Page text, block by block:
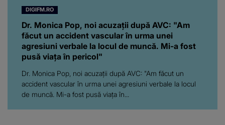
DIGIFM.RO
Dr. Monica Pop, noi acuzații după AVC: "Am
făcut un accident vascular în urma unei
agresiuni verbale la locul de muncă. Mi-a fost
pusă viața în pericol"
Dr. Monica Pop, noi acuzații după AVC: "Am făcut un
accident vascular în urma unei agresiuni verbale la locul
de muncă. Mi-a fost pusă viața în...